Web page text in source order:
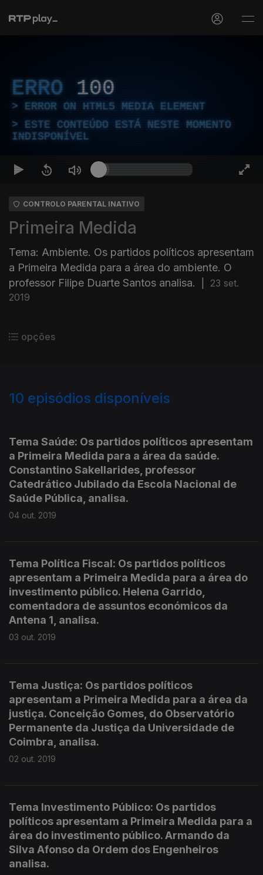
ERRO 100
ERROR ON HTML5 MEDIA ELEMENT
ESTE CONTEÚDO ESTÁ NESTE MOMENTO
INDISPONÍVEL
CONTROLO PARENTAL INATIVO
Primeira Medida
Tema: Ambiente. Os partidos políticos apresentam
a Primeira Medida para a área do ambiente. O
professor Filipe Duarte Santos analisa.
23 set.
2019
opções
10 episódios disponíveis
Tema Saúde: Os partidos políticos apresentam
a Primeira Medida para a área da saúde.
Constantino Sakellarides, professor
Catedrático Jubilado da Escola Nacional de
Saúde Pública, analisa.
04 out. 2019
Tema Política Fiscal: Os partidos políticos
apresentam a Primeira Medida para a área do
investimento público. Helena Garrido,
comentadora de assuntos económicos da
Antena 1, analisa.
03 out. 2019
Tema Justiça: Os partidos políticos
apresentam a Primeira Medida para a área da
justiça. Conceição Gomes, do Observatório
Permanente da Justiça da Universidade de
Coimbra, analisa.
02 out. 2019
Tema Investimento Público: Os partidos
políticos apresentam a Primeira Medida para a
área do investimento público. Armando da
Silva Afonso da Ordem dos Engenheiros
analisa.